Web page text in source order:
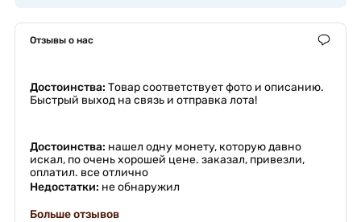
Отзывы о нас
Достоинства: Товар соответствует фото и описанию.
Быстрый выход на связь и отправка лота!
Достоинства: нашел одну монету, которую давно
искал, по очень хорошей цене. заказал, привезли,
оплатил. все отлично
Недостатки: не обнаружил
Больше отзывов